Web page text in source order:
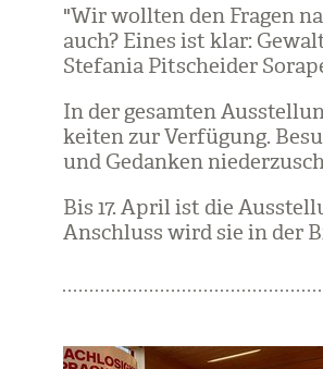
"Wir woll­ten den Fra­gen
auch? Eines ist klar:
Ste­fa­nia Pit­schei­der
In der gesam­ten
kei­ten zur Ver­fü­gung.
und Gedan­ken
Bis 17. April ist die
Anschluss wird sie in der